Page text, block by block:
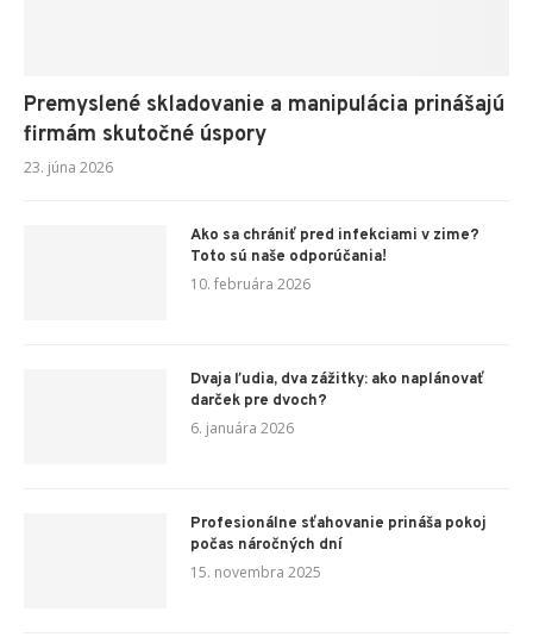
Premyslené skladovanie a manipulácia prinášajú
firmám skutočné úspory
23. júna 2026
Ako sa chrániť pred infekciami v zime?
Toto sú naše odporúčania!
10. februára 2026
Dvaja ľudia, dva zážitky: ako naplánovať
darček pre dvoch?
6. januára 2026
Profesionálne sťahovanie prináša pokoj
počas náročných dní
15. novembra 2025